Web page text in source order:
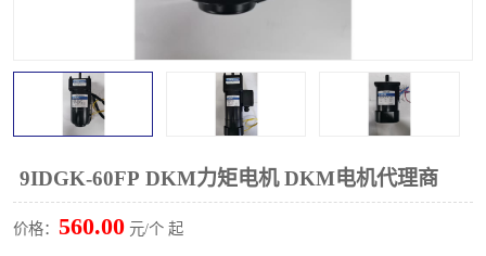
9IDGK-60FP DKM力矩电机 DKM电机代理商
价格： 560.00 元/个 起